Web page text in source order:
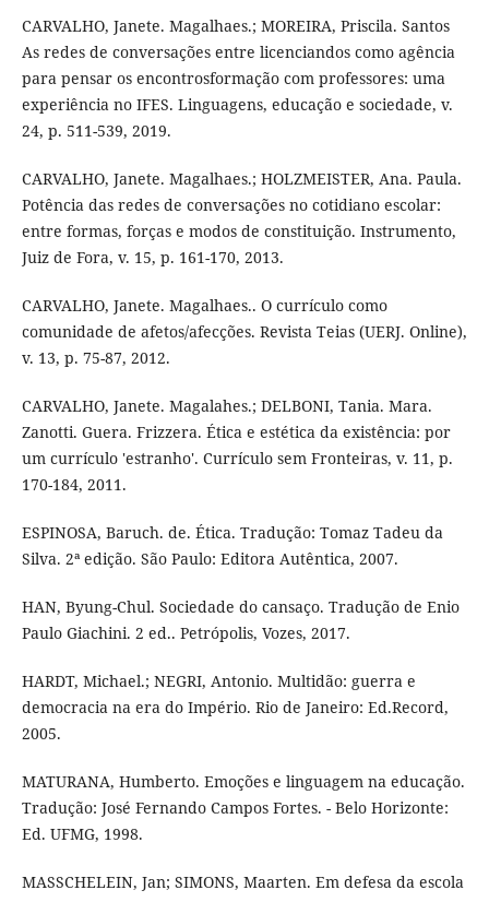
CARVALHO, Janete. Magalhaes.; MOREIRA, Priscila. Santos
As redes de conversações entre licenciandos como agência
para pensar os encontrosformação com professores: uma
experiência no IFES. Linguagens, educação e sociedade, v.
24, p. 511-539, 2019.
CARVALHO, Janete. Magalhaes.; HOLZMEISTER, Ana. Paula.
Potência das redes de conversações no cotidiano escolar:
entre formas, forças e modos de constituição. Instrumento,
Juiz de Fora, v. 15, p. 161-170, 2013.
CARVALHO, Janete. Magalhaes.. O currículo como
comunidade de afetos/afecções. Revista Teias (UERJ. Online),
v. 13, p. 75-87, 2012.
CARVALHO, Janete. Magalahes.; DELBONI, Tania. Mara.
Zanotti. Guera. Frizzera. Ética e estética da existência: por
um currículo 'estranho'. Currículo sem Fronteiras, v. 11, p.
170-184, 2011.
ESPINOSA, Baruch. de. Ética. Tradução: Tomaz Tadeu da
Silva. 2ª edição. São Paulo: Editora Autêntica, 2007.
HAN, Byung-Chul. Sociedade do cansaço. Tradução de Enio
Paulo Giachini. 2 ed.. Petrópolis, Vozes, 2017.
HARDT, Michael.; NEGRI, Antonio. Multidão: guerra e
democracia na era do Império. Rio de Janeiro: Ed.Record,
2005.
MATURANA, Humberto. Emoções e linguagem na educação.
Tradução: José Fernando Campos Fortes. - Belo Horizonte:
Ed. UFMG, 1998.
MASSCHELEIN, Jan; SIMONS, Maarten. Em defesa da escola